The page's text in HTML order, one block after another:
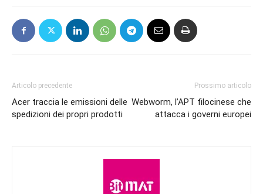
Articolo precedente
Acer traccia le emissioni delle
spedizioni dei propri prodotti
Prossimo articolo
Webworm, l’APT filocinese che
attacca i governi europei